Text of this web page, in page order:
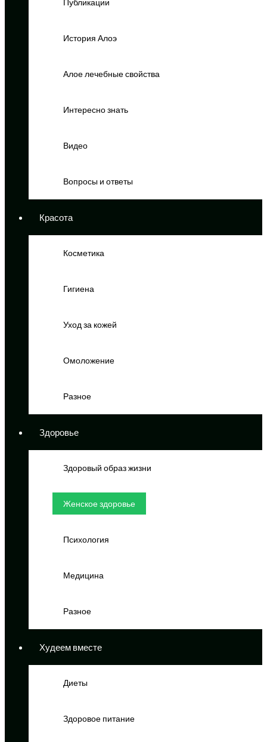
Публикации
История Алоэ
Алое лечебные свойства
Интересно знать
Видео
Вопросы и ответы
Красота
Косметика
Гигиена
Уход за кожей
Омоложение
Разное
Здоровье
Здоровый образ жизни
Женское здоровье
Психология
Медицина
Разное
Худеем вместе
Диеты
Здоровое питание